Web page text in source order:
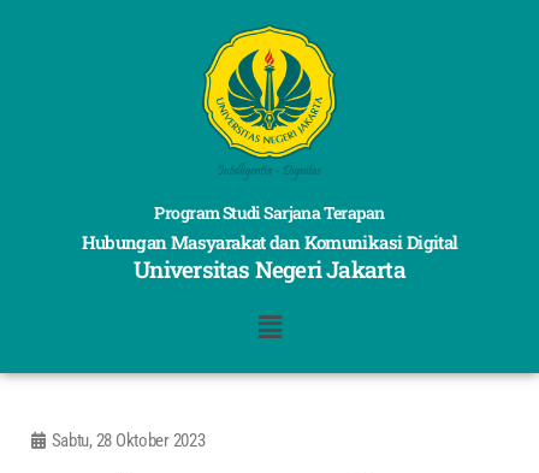
Program Studi Sarjana Terapan
Hubungan Masyarakat dan Komunikasi Digital
Universitas Negeri Jakarta
Sabtu, 28 Oktober 2023